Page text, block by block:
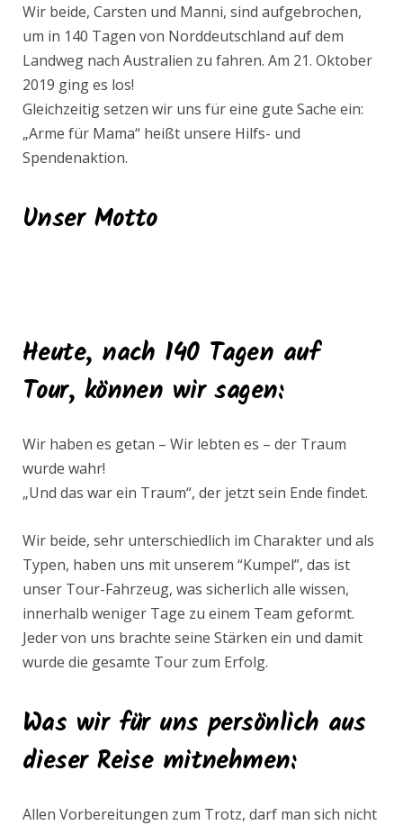
Wir beide, Carsten und Manni, sind aufgebrochen,
um in 140 Tagen von Norddeutschland auf dem
Landweg nach Australien zu fahren. Am 21. Oktober
2019 ging es los!
Gleichzeitig setzen wir uns für eine gute Sache ein:
„Arme für Mama“ heißt unsere Hilfs- und
Spendenaktion.
Unser Motto
Heute, nach 140 Tagen auf
Tour, können wir sagen:
Wir haben es getan – Wir lebten es – der Traum
wurde wahr!
„Und das war ein Traum“, der jetzt sein Ende findet.
Wir beide, sehr unterschiedlich im Charakter und als
Typen, haben uns mit unserem “Kumpel”, das ist
unser Tour-Fahrzeug, was sicherlich alle wissen,
innerhalb weniger Tage zu einem Team geformt.
Jeder von uns brachte seine Stärken ein und damit
wurde die gesamte Tour zum Erfolg.
Was wir für uns persönlich aus
dieser Reise mitnehmen:
Allen Vorbereitungen zum Trotz, darf man sich nicht